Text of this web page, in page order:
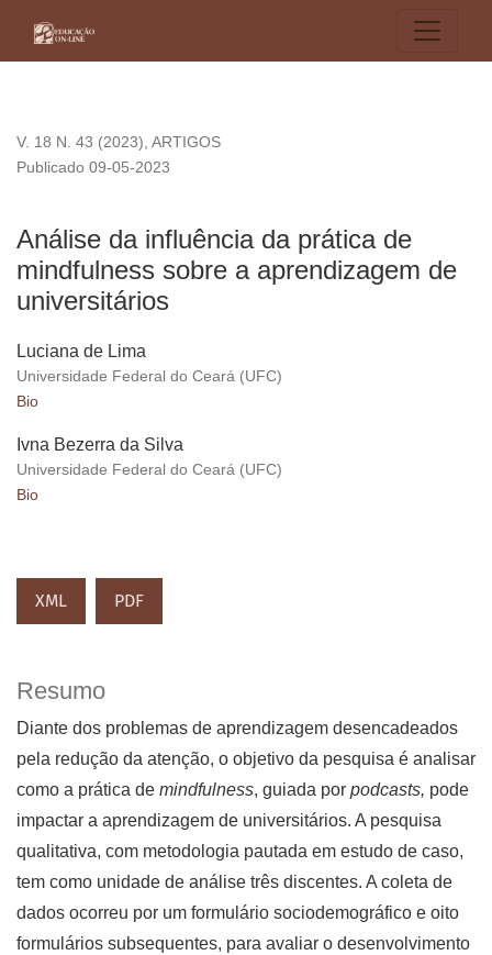
V. 18 N. 43 (2023), ARTIGOS
Análise da influência da prática de
mindfulness sobre a aprendizagem de
universitários
Publicado 09-05-2023
Luciana de Lima
Universidade Federal do Ceará (UFC)
Bio
Ivna Bezerra da Silva
Universidade Federal do Ceará (UFC)
Bio
XML PDF
Resumo
Diante dos problemas de aprendizagem desencadeados
pela redução da atenção, o objetivo da pesquisa é analisar
como a prática de mindfulness, guiada por podcasts, pode
impactar a aprendizagem de universitários. A pesquisa
qualitativa, com metodologia pautada em estudo de caso,
tem como unidade de análise três discentes. A coleta de
dados ocorreu por um formulário sociodemográfico e oito
formulários subsequentes, para avaliar o desenvolvimento